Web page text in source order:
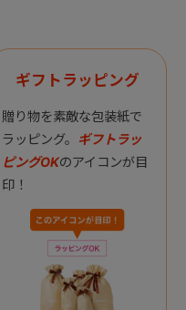
ギフトラッピング
贈り物を素敵な包装紙で
ラッピング。 ギフトラッ
ピングOKのアイコンが目
印！